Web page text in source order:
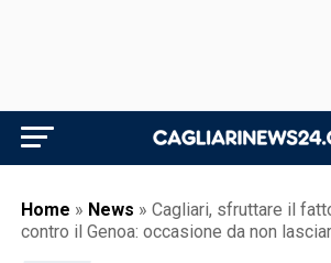
Home » News » Cagliari, sfruttare il
contro il Genoa: occasione da non